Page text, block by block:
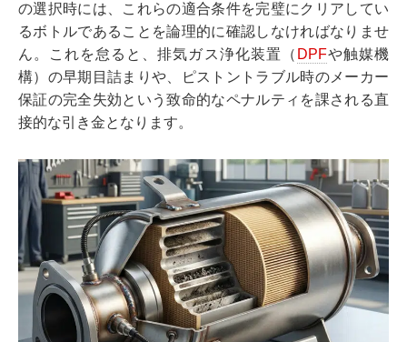
の選択時には、これらの適合条件を完璧にクリアしてい
るボトルであることを論理的に確認しなければなりませ
ん。これを怠ると、排気ガス浄化装置（ DPFや触媒機
構）の早期目詰まりや、ピストントラブル時のメーカー
保証の完全失効という致命的なペナルティを課される直
接的な引き金となります。